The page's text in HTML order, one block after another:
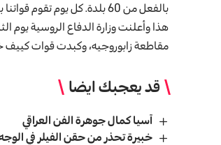
بالفعل من 60 بلدة. كل يوم تقوم قواتنا بتطهير بلدة واحدة على الأقل من الأوكرانيين وتجد السكان هناك”.
هذا وأعلنت وزارة الدفاع الروسية يوم
مقاطعة زابوروجيه، وكبدت قوات كييف خسائر بلغت نحو 155 عسكريا،
قد يعجبك ايضا
آسيا كمال جوهرة الفن العراقي
خبيرة تحذر من حقن الفيلر في